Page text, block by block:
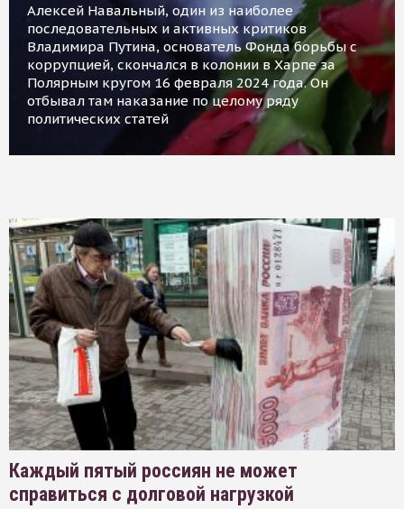
Алексей Навальный, один из наиболее
последовательных и активных критиков
Владимира Путина, основатель Фонда борьбы с
коррупцией, скончался в колонии в Харпе за
Полярным кругом 16 февраля 2024 года. Он
отбывал там наказание по целому ряду
политических статей
Каждый пятый россиян не может
справиться с долговой нагрузкой